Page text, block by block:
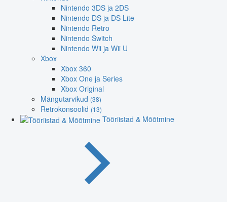
Nintendo 3DS ja 2DS
Nintendo DS ja DS Lite
Nintendo Retro
Nintendo Switch
Nintendo Wii ja Wii U
Xbox
Xbox 360
Xbox One ja Series
Xbox Original
Mängutarvikud (38)
Retrokonsoolid (13)
Tööriistad & Mõõtmine